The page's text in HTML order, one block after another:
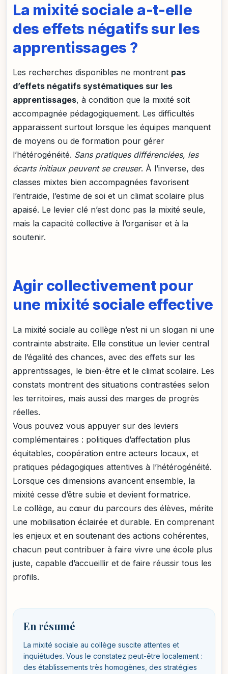
La mixité sociale a-t-elle
des effets négatifs sur les
apprentissages ?
Les recherches disponibles ne montrent pas
d’effets négatifs systématiques sur les
apprentissages, à condition que la mixité soit
accompagnée pédagogiquement. Les difficultés
apparaissent surtout lorsque les équipes manquent
de moyens ou de formation pour gérer
l’hétérogénéité. Sans pratiques différenciées, les
écarts initiaux peuvent se creuser. À l’inverse, des
classes mixtes bien accompagnées favorisent
l’entraide, l’estime de soi et un climat scolaire plus
apaisé. Le levier clé n’est donc pas la mixité seule,
mais la capacité collective à l’organiser et à la
soutenir.
Agir collectivement pour
une mixité sociale effective
La mixité sociale au collège n’est ni un slogan ni une
contrainte abstraite. Elle constitue un levier central
de l’égalité des chances, avec des effets sur les
apprentissages, le bien-être et le climat scolaire. Les
constats montrent des situations contrastées selon
les territoires, mais aussi des marges de progrès
réelles.
Vous pouvez vous appuyer sur des leviers
complémentaires : politiques d’affectation plus
équitables, coopération entre acteurs locaux, et
pratiques pédagogiques attentives à l’hétérogénéité.
Lorsque ces dimensions avancent ensemble, la
mixité cesse d’être subie et devient formatrice.
Le collège, au cœur du parcours des élèves, mérite
une mobilisation éclairée et durable. En comprenant
les enjeux et en soutenant des actions cohérentes,
chacun peut contribuer à faire vivre une école plus
juste, capable d’accueillir et de faire réussir tous les
profils.
En résumé
La mixité sociale au collège suscite attentes et
inquiétudes. Vous le constatez peut-être localement :
des établissements très homogènes, des stratégies